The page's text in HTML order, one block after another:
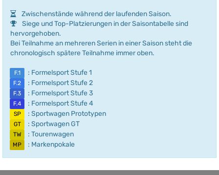
Zwischenstände während der laufenden Saison.
Siege und Top-Platzierungen in der Saisontabelle sind
hervorgehoben.
Bei Teilnahme an mehreren Serien in einer Saison steht die
chronologisch spätere Teilnahme immer oben.
F.1 : Formelsport Stufe 1
F.2 : Formelsport Stufe 2
F.3 : Formelsport Stufe 3
F.4 : Formelsport Stufe 4
SP : Sportwagen Prototypen
GT : Sportwagen GT
TW : Tourenwagen
MP : Markenpokale